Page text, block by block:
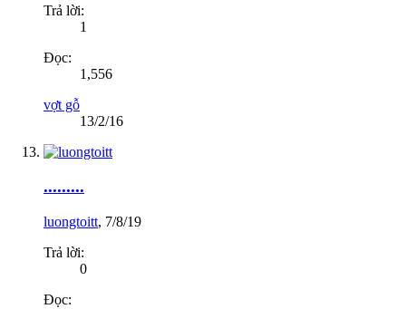
Trả lời:
1
Đọc:
1,556
vợt gỗ
13/2/16
.........
luongtoitt, 7/8/19
Trả lời:
0
Đọc: